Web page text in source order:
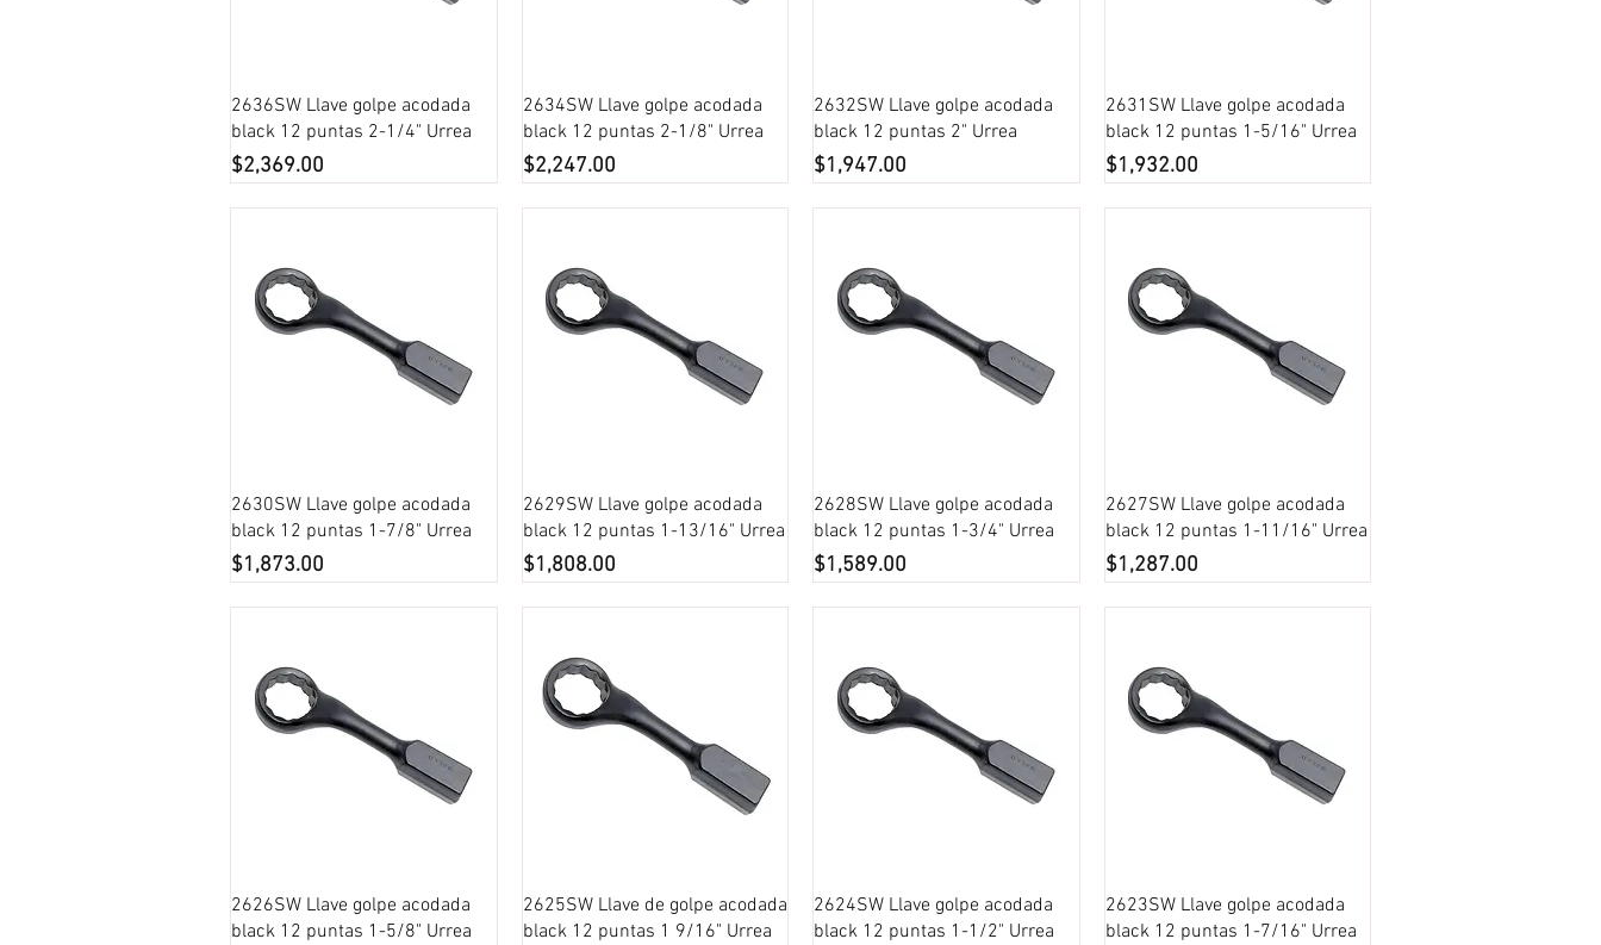
Vista rápida
2636SW Llave golpe acodada
black 12 puntas 2-1/4" Urrea
Precio
$2,369.00
Vista rápida
2634SW Llave golpe acodada
black 12 puntas 2-1/8" Urrea
Precio
$2,247.00
Vista rápida
2632SW Llave golpe acodada
black 12 puntas 2" Urrea
Precio
$1,947.00
Vista rápida
2631SW Llave golpe acodada
black 12 puntas 1-5/16" Urrea
Precio
$1,932.00
Vista rápida
2630SW Llave golpe acodada
black 12 puntas 1-7/8" Urrea
Precio
$1,873.00
Vista rápida
2629SW Llave golpe acodada
black 12 puntas 1-13/16" Urrea
Precio
$1,808.00
Vista rápida
2628SW Llave golpe acodada
black 12 puntas 1-3/4" Urrea
Precio
$1,589.00
Vista rápida
2627SW Llave golpe acodada
black 12 puntas 1-11/16" Urrea
Precio
$1,287.00
Vista rápida
2626SW Llave golpe acodada
black 12 puntas 1-5/8" Urrea
Vista rápida
2625SW Llave de golpe acodada
black 12 puntas 1 9/16" Urrea
Vista rápida
2624SW Llave golpe acodada
black 12 puntas 1-1/2" Urrea
Vista rápida
2623SW Llave golpe acodada
black 12 puntas 1-7/16" Urrea